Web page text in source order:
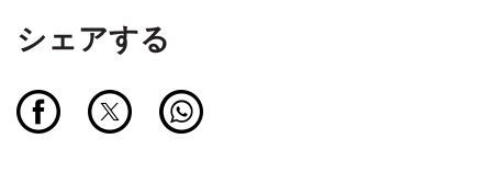
シェアする